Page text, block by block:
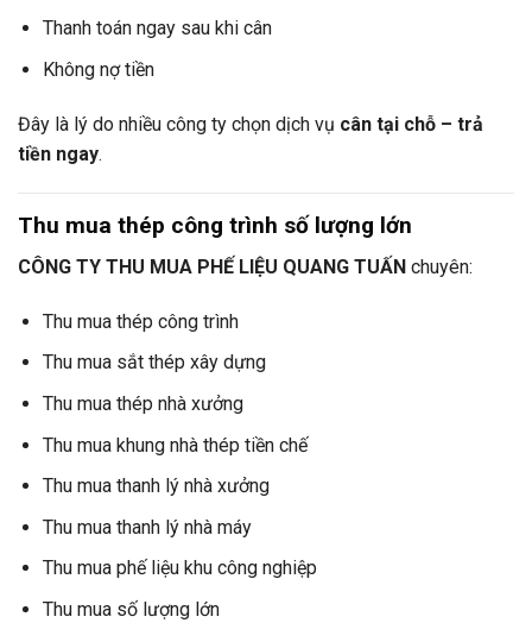
Thanh toán ngay sau khi cân
Không nợ tiền
Đây là lý do nhiều công ty chọn dịch vụ cân tại chỗ – trả
tiền ngay.
Thu mua thép công trình số lượng lớn
CÔNG TY THU MUA PHẾ LIỆU QUANG TUẤN chuyên:
Thu mua thép công trình
Thu mua sắt thép xây dựng
Thu mua thép nhà xưởng
Thu mua khung nhà thép tiền chế
Thu mua thanh lý nhà xưởng
Thu mua thanh lý nhà máy
Thu mua phế liệu khu công nghiệp
Thu mua số lượng lớn